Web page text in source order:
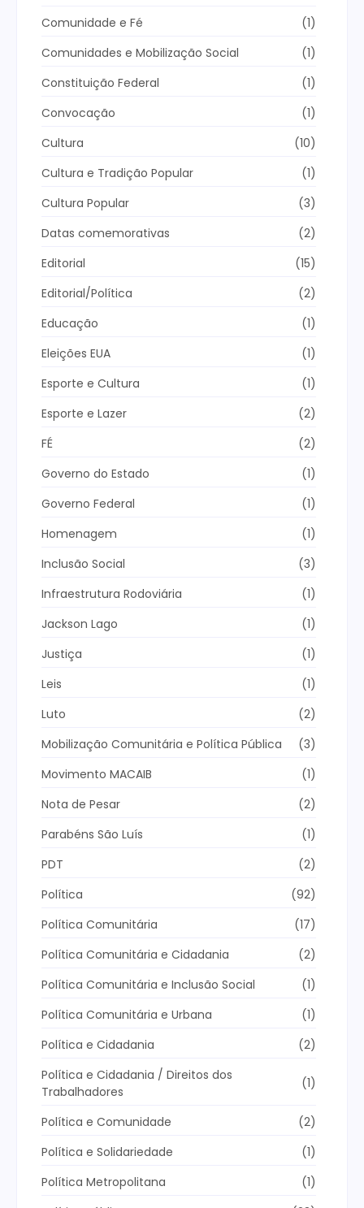
Comunidade e Fé
(1)
Comunidades e Mobilização Social
(1)
Constituição Federal
(1)
Convocação
(1)
Cultura
(10)
Cultura e Tradição Popular
(1)
Cultura Popular
(3)
Datas comemorativas
(2)
Editorial
(15)
Editorial/Política
(2)
Educação
(1)
Eleições EUA
(1)
Esporte e Cultura
(1)
Esporte e Lazer
(2)
FÉ
(2)
Governo do Estado
(1)
Governo Federal
(1)
Homenagem
(1)
Inclusão Social
(3)
Infraestrutura Rodoviária
(1)
Jackson Lago
(1)
Justiça
(1)
Leis
(1)
Luto
(2)
Mobilização Comunitária e Política Pública
(3)
Movimento MACAIB
(1)
Nota de Pesar
(2)
Parabéns São Luís
(1)
PDT
(2)
Política
(92)
Política Comunitária
(17)
Política Comunitária e Cidadania
(2)
Política Comunitária e Inclusão Social
(1)
Política Comunitária e Urbana
(1)
Política e Cidadania
(2)
Política e Cidadania / Direitos dos
Trabalhadores
(1)
Política e Comunidade
(2)
Política e Solidariedade
(1)
Política Metropolitana
(1)